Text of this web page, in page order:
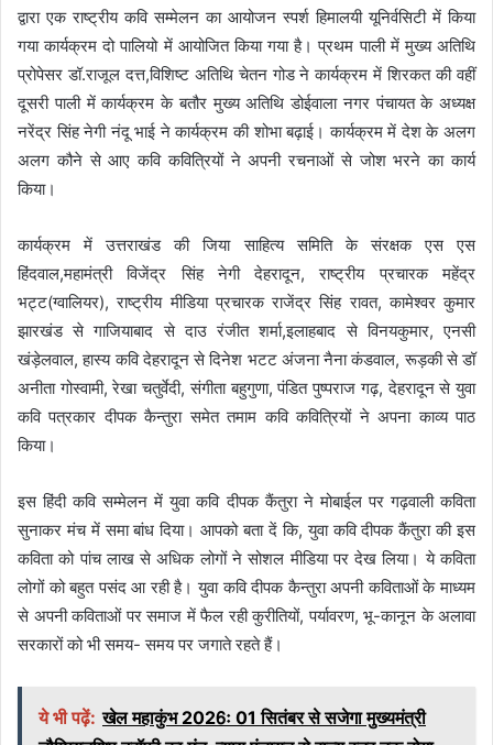
द्वारा एक राष्ट्रीय कवि सम्मेलन का आयोजन स्पर्श हिमालयी यूनिर्वसिटी में किया
गया कार्यक्रम दो पालियो में आयोजित किया गया है। प्रथम पाली में मुख्य अतिथि
प्रोपेसर डॉ.राजूल दत्त,विशिष्ट अतिथि चेतन गोड ने कार्यक्रम में शिरकत की वहीं
दूसरी पाली में कार्यक्रम के बतौर मुख्य अतिथि डोईवाला नगर पंचायत के अध्यक्ष
नरेंद्र सिंह नेगी नंदू भाई ने कार्यक्रम की शोभा बढ़ाई। कार्यक्रम में देश के अलग
अलग कौने से आए कवि कवित्रियों ने अपनी रचनाओं से जोश भरने का कार्य
किया।
कार्यक्रम में उत्तराखंड की जिया साहित्य समिति के संरक्षक एस एस
हिंदवाल,महामंत्री विजेंद्र सिंह नेगी देहरादून, राष्ट्रीय प्रचारक महेंद्र
भट्ट(ग्वालियर), राष्ट्रीय मीडिया प्रचारक राजेंद्र सिंह रावत, कामेश्वर कुमार
झारखंड से गाजियाबाद से दाउ रंजीत शर्मा,इलाहबाद से विनयकुमार, एनसी
खंड़ेलवाल, हास्य कवि देहरादून से दिनेश भटट अंजना नैना कंडवाल, रूड़की से डॉ
अनीता गोस्वामी, रेखा चतुर्वेदी, संगीता बहुगुणा, पंडित पुष्पराज गढ़, देहरादून से युवा
कवि पत्रकार दीपक कैन्तुरा समेत तमाम कवि कवित्रियों ने अपना काव्य पाठ
किया।
इस हिंदी कवि सम्मेलन में युवा कवि दीपक कैंतुरा ने मोबाईल पर गढ़वाली कविता
सुनाकर मंच में समा बांध दिया। आपको बता दें कि, युवा कवि दीपक कैंतुरा की इस
कविता को पांच लाख से अधिक लोगों ने सोशल मीडिया पर देख लिया। ये कविता
लोगों को बहुत पसंद आ रही है। युवा कवि दीपक कैन्तुरा अपनी कविताओं के माध्यम
से अपनी कविताओं पर समाज में फैल रही कुरीतियों, पर्यावरण, भू-कानून के अलावा
सरकारों को भी समय- समय पर जगाते रहते हैं।
ये भी पढ़ें: खेल महाकुंभ 2026ः 01 सितंबर से सजेगा मुख्यमंत्री